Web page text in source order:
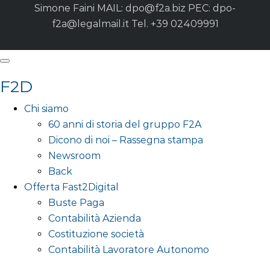
Simone Faini MAIL: dpo@f2a.biz PEC: dpo-
f2a@legalmail.itTel. +39 02409991
F2D
Chi siamo
60 anni di storia del gruppo F2A
Dicono di noi – Rassegna stampa
Newsroom
Back
Offerta Fast2Digital
Buste Paga
Contabilità Azienda
Costituzione società
Contabilità Lavoratore Autonomo